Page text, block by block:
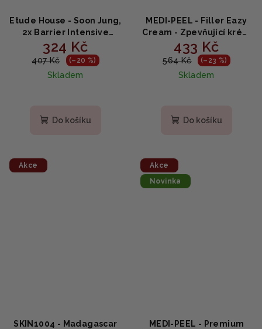
Etude House - Soon Jung,
2x Barrier Intensive
Cream - Bariérový
hydratační krém 60ml
324 Kč
407 Kč (–20 %)
Skladem
Do košíku
MEDI-PEEL - Filler Eazy
Cream - Zpevňující krém
proti vráskám - 50ml
433 Kč
564 Kč (–23 %)
Skladem
produktu
Do košíku
Akce
SKIN1004 - Madagascar
Akce
Novinka
MEDI-PEEL - Premium